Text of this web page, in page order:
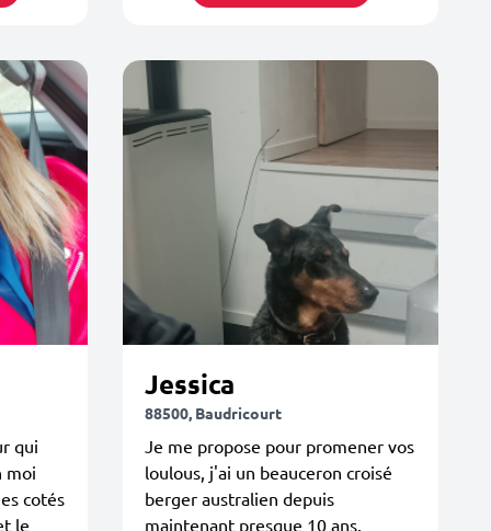
qui
moi
cotés
le
Jessica
88500, Baudricourt
Je me propose pour promener vos
loulous, j'ai un beauceron croisé
berger australien depuis
maintenant presque 10 ans.